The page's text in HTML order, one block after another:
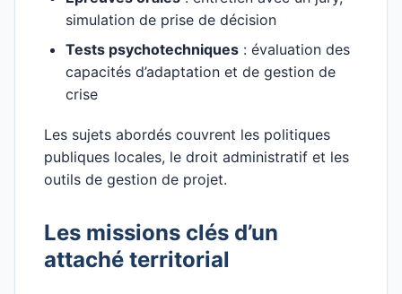
simulation de prise de décision
Tests psychotechniques : évaluation des
capacités d’adaptation et de gestion de
crise
Les sujets abordés couvrent les politiques
publiques locales, le droit administratif et les
outils de gestion de projet.
Les missions clés d’un
attaché territorial